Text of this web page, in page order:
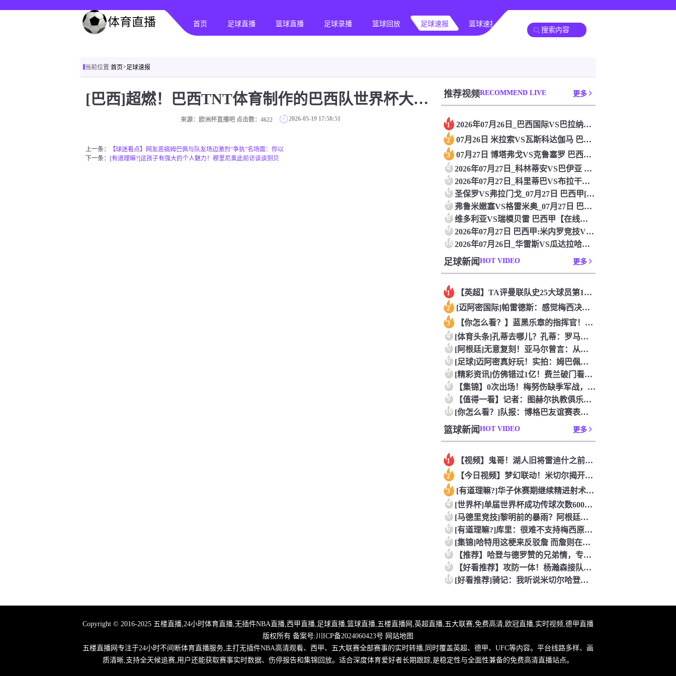
首页 足球直播 篮球直播 足球录播 篮球回放 足球速报 篮球速报 其他赛事
当前位置:首页>足球速报
[巴西]超燃！巴西TNT体育制作的巴西队世界杯大名单官宣视频
来源：欧洲杯直播吧 点击数：4622 2026-05-19 17:58:51
上一条：
【球迷看点】网友恶搞姆巴佩与队友场边激烈“争执”名场面：你以
下一条： [有道理嘛?]这孩子有强大的个人魅力！穆里尼奥此前访谈谈到贝
推荐视频RECOMMEND LIVE 更多
1 2026年07月26日_巴西国际VS巴拉纳竞技 巴西甲直播
2 07月26日 米拉索VS瓦斯科达伽马 巴西甲[高清直播]
3 07月27日 博塔弗戈VS克鲁塞罗 巴西甲[免费在线直播]
4 2026年07月27日_科林蒂安VS巴伊亚 巴西甲直播 免费
5 2026年07月27日_科里蒂巴VS布拉干RB 巴西甲直播
6 圣保罗VS弗拉门戈_07月27日 巴西甲[高清赛事直播]
7 弗鲁米嫩塞VS格雷米奥_07月27日 巴西甲[在线观看比赛]
8 维多利亚VS瑞模贝雷 巴西甲【在线观看比赛】_2026年07
9 2026年07月27日 巴西甲:米内罗竞技VS帕尔梅拉斯_免
10 2026年07月26日_华雷斯VS瓜达拉哈拉 墨西超直播 在
足球新闻 HOT VIDEO 更多
1 【英超】TA评曼联队史25大球员第12：“巴斯比宝贝”的绝佳
2 [迈阿密国际]帕雷德斯：感觉梅西决定了决赛是国家队最后一战，
3 【你怎么看？】蓝黑乐章的指挥官！优雅的波兰中场节拍器！
4 [体育头条]孔蒂去哪儿？孔蒂：罗马诺你小子给我管住嘴哈！
5 [阿根廷]无意复刻！亚马尔曾言：从没想过成为梅西，也不会穿他
6 [足球]迈阿密真好玩！实拍：姆巴佩和女友被路人拍到在夜店狂欢
7 [精彩资讯]仿佛错过1亿！费兰破门看台的西班牙传奇欢呼，拉莫
8 【集锦】0次出场！梅努伤缺季军战，整届1分钟没踢无缘世界杯首
9 【值得一看】记者：图赫尔执教俱乐部是淘汰赛专家，但在真正压力
10 [你怎么看？]队报：博格巴友谊赛表现不错 戈洛文可能加盟沙特
篮球新闻 HOT VIDEO 更多
1 【视频】鬼哥！湖人旧将雷迪什之前在立陶宛联赛大杀四方
2 【今日视频】梦幻联动！米切尔揭开安东内利的名字贴纸！
3 [有道理嘛?]华子休赛期继续精进射术！5个点位接球三分全部命
4 [世界杯]单届世界杯成功传球次数600+球员：罗德里本届75
5 [马德里竞技]黎明前的暴雨？阿根廷世界杯决赛前最后一堂训练课
6 [有道理嘛?]库里：很难不支持梅西原来库里也是梅西球迷！
7 [集锦]哈特用这梗来反驳詹 而詹则在开玩笑地强调0比3和1比
8 【推荐】哈登与德罗赞的兄弟情，专属硬汉的温情
9 【好看推荐】攻防一体！杨瀚森接队友传球双手大力灌篮&防守端再
10 [好看推荐]骑记：我听说米切尔哈登和詹姆斯保持联系 但招募不
Copyright © 2016-2025 五楼直播,24小时体育直播,无插件NBA直播,西甲直播,足球直播,篮球直播,五楼直播网,英超直播,五大联赛,免费高清,欧冠直播,实时视频,德甲直播
版权所有 备案号:川ICP备2024060423号 网站地图
五楼直播网专注于24小时不间断体育直播服务,主打无插件NBA高清观看、西甲、五大联赛全部赛事的实时转播,同时覆盖英超、德甲、UFC等内容。平台线路多样、画
质清晰,支持全天候追赛,用户还能获取赛事实时数据、伤停报告和集锦回放。适合深度体育爱好者长期跟踪,是稳定性与全面性兼备的免费高清直播站点。